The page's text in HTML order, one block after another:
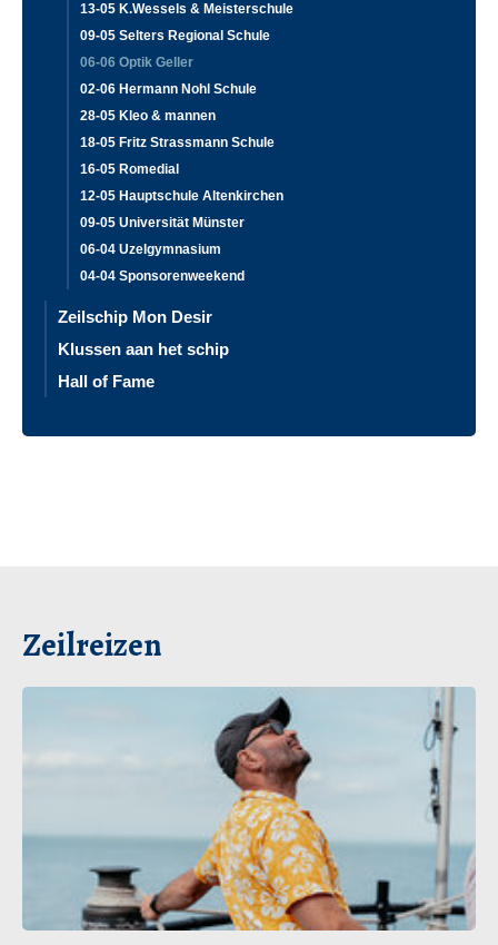
13-05 K.Wessels & Meisterschule
09-05 Selters Regional Schule
06-06 Optik Geller
02-06 Hermann Nohl Schule
28-05 Kleo & mannen
18-05 Fritz Strassmann Schule
16-05 Romedial
12-05 Hauptschule Altenkirchen
09-05 Universität Münster
06-04 Uzelgymnasium
04-04 Sponsorenweekend
Zeilschip Mon Desir
Klussen aan het schip
Hall of Fame
Zeilreizen